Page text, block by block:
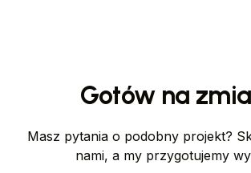
Gotów na
Masz pytania o podobny projekt?
nami, a my przygotujemy